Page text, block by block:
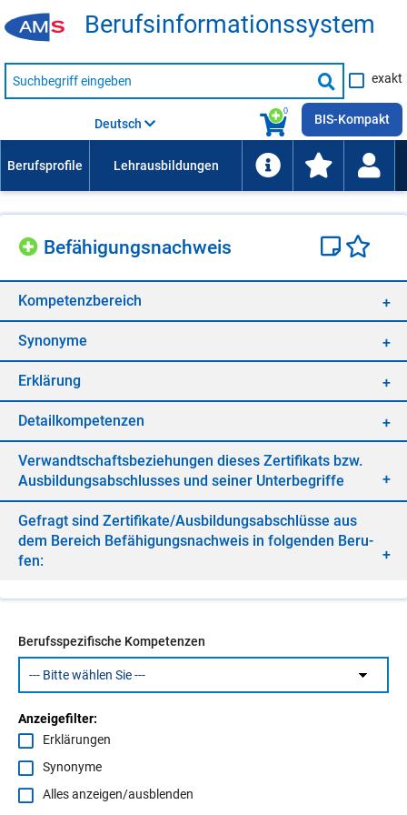
Be­rufs­in­for­ma­ti­ons­sys­tem
Suche
nach
Suche
starten
exakt
0
Deutsch BIS-Kompakt
Be­fä­hi­gungs­nach­weis
Kom­pe­tenz­be­reich
Syn­ony­me
Er­klä­rung
De­tail­kom­pe­ten­zen
Ver­wandt­schafts­be­zie­hun­gen die­ses Zer­ti­fi­kats bzw.
Aus­bil­dungs­ab­schlus­ses und sei­ner Un­ter­be­grif­fe
Ge­fragt sind Zer­ti­fi­ka­te/​Aus­bil­dungs­ab­schlüs­se aus
dem Be­reich Be­fä­hi­gungs­nach­weis in fol­gen­den Be­ru­
fen:
Berufsspezifische Kompetenzen
Anzeigefilter:
Erklärungen
Synonyme
Alles anzeigen/ausblenden